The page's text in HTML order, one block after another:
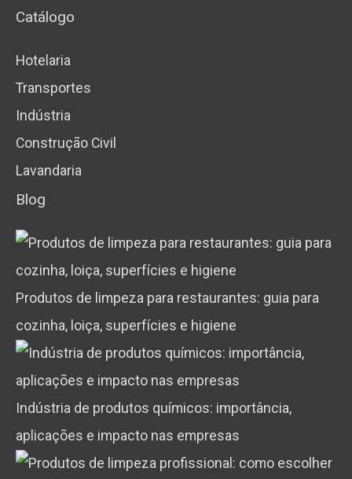
Catálogo
Hotelaria
Transportes
Indústria
Construção Civil
Lavandaria
Blog
Produtos de limpeza para restaurantes: guia para
cozinha, loiça, superfícies e higiene
Indústria de produtos químicos: importância,
aplicações e impacto nas empresas